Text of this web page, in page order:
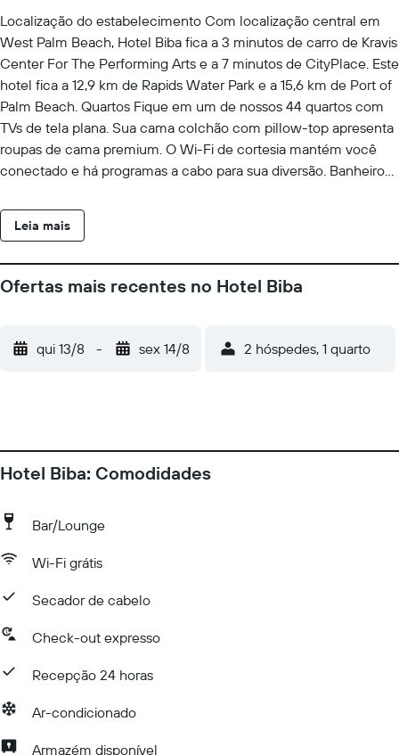
Localização do estabelecimento Com localização central em
West Palm Beach, Hotel Biba fica a 3 minutos de carro de Kravis
Center For The Performing Arts e a 7 minutos de CityPlace. Este
hotel fica a 12,9 km de Rapids Water Park e a 15,6 km de Port of
Palm Beach. Quartos Fique em um de nossos 44 quartos com
TVs de tela plana. Sua cama colchão com pillow-top apresenta
roupas de cama premium. O Wi-Fi de cortesia mantém você
conectado e há programas a cabo para sua diversão. Banheiro
toalete de grife e secadores de cabelo. Comodidades Aproveite
as comodidades recreativas, como uma piscina externa, ou
adicionais, como Wi-Fi de cortesia e serviços de casamento.
Leia mais
Ofertas mais recentes no Hotel Biba
qui 13/8 - sex 14/8 2 hóspedes, 1 quarto
Hotel Biba: Comodidades
Bar/Lounge
Wi-Fi grátis
Secador de cabelo
Check-out expresso
Recepção 24 horas
Ar-condicionado
Armazém disponível